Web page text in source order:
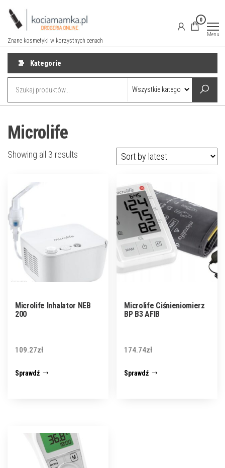
Przejdź
Znane kosmetyki w korzystnych cenach
0
Menu
Kategorie
Microlife
Showing all 3 results
Microlife Inhalator NEB
200
109.27zł
Sprawdź
Microlife Ciśnieniomierz
BP B3 AFIB
174.74zł
Sprawdź